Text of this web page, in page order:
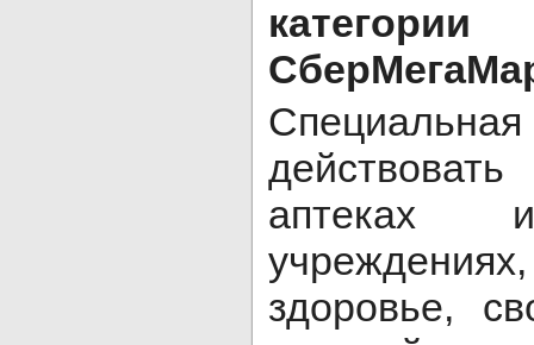
аптеках
здоровье,